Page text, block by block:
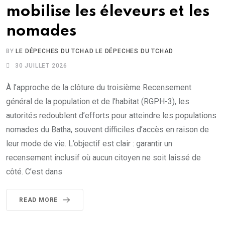
mobilise les éleveurs et les
nomades
BYLE DÉPECHES DU TCHAD LE DÉPECHES DU TCHAD
30 JUILLET 2026
À l’approche de la clôture du troisième Recensement
général de la population et de l’habitat (RGPH-3), les
autorités redoublent d’efforts pour atteindre les populations
nomades du Batha, souvent difficiles d’accès en raison de
leur mode de vie. L’objectif est clair : garantir un
recensement inclusif où aucun citoyen ne soit laissé de
côté. C’est dans
READ MORE